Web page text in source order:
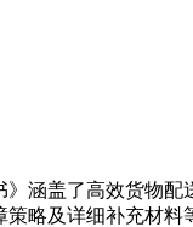
》涵盖了高效货物配
策略及详细补充材料